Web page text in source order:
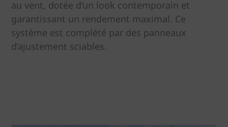
au vent, dotée d’un look contemporain et
garantissant un rendement maximal. Ce
système est complété par des panneaux
d’ajustement sciables.